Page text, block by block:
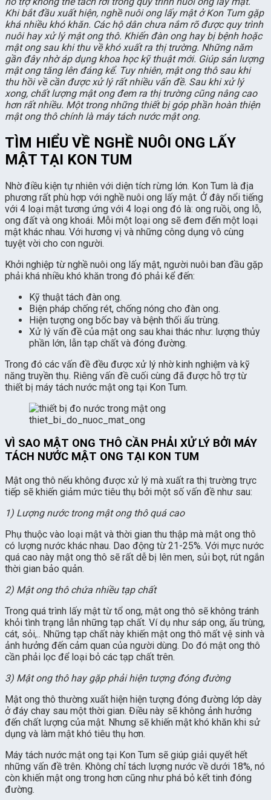
Khi bắt đầu xuất hiện, nghề nuôi ong lấy mật ở Kon Tum gặp
khá nhiều khó khăn. Các hộ dân chưa nắm rõ được quy trình
nuôi hay xử lý mật ong thô. Khiến đàn ong hay bị bệnh hoặc
mật ong sau khi thu về khó xuất ra thị trường. Những năm
gần đây nhờ áp dụng khoa học kỹ thuật mới. Giúp sản lượng
mật ong tăng lên đáng kể. Tuy nhiên, mật ong thô sau khi
thu hồi về cần được xử lý rất nhiều vấn đề. Sau khi xử lý
xong, chất lượng mật ong đem ra thị trường cũng nâng cao
hơn rất nhiều. Một trong những thiết bị góp phần hoàn thiện
mật ong thô chính là máy tách nước mật ong.
TÌM HIỂU VỀ NGHỀ NUÔI ONG LẤY
MẬT TẠI KON TUM
Nhờ điều kiện tự nhiên với diện tích rừng lớn. Kon Tum là địa
phương rất phù hợp với nghề nuôi ong lấy mật. Ở đây nổi tiếng
với 4 loại mật tương ứng với 4 loại ong đó là: ong ruồi, ong lỗ,
ong đất và ong khoái. Mỗi một loại ong sẽ đem đến một loại
mật khác nhau. Với hương vị và những công dụng vô cùng
tuyệt vời cho con người.
Khởi nghiệp từ nghề nuôi ong lấy mật, người nuôi ban đầu gặp
phải khá nhiều khó khăn trong đó phải kể đến:
Kỹ thuật tách đàn ong.
Biện pháp chống rét, chống nóng cho đàn ong.
Hiện tượng ong bốc bay và bệnh thối ấu trùng.
Xử lý vấn đề của mật ong sau khai thác như: lượng thủy
phần lớn, lẫn tạp chất và đóng đường.
Trong đó các vấn đề đều được xử lý nhờ kinh nghiệm và kỹ
năng truyền thụ. Riêng vấn đề cuối cùng đã được hỗ trợ từ
thiết bị máy tách nước mật ong tại Kon Tum.
thiet_bi_do_nuoc_mat_ong
VÌ SAO MẬT ONG THÔ CẦN PHẢI XỬ LÝ BỞI MÁY
TÁCH NƯỚC MẬT ONG TẠI KON TUM
Mật ong thô nếu không được xử lý mà xuất ra thị trường trực
tiếp sẽ khiến giảm mức tiêu thụ bởi một số vấn đề như sau:
1) Lượng nước trong mật ong thô quá cao
Phụ thuộc vào loại mật và thời gian thu thập mà mật ong thô
có lượng nước khác nhau. Dao động từ 21-25%. Với mực nước
quá cao này mật ong thô sẽ rất dễ bị lên men, sủi bọt, rút ngắn
thời gian bảo quản.
2) Mật ong thô chứa nhiều tạp chất
Trong quá trình lấy mật từ tổ ong, mật ong thô sẽ không tránh
khỏi tình trạng lẫn những tạp chất. Ví dụ như sáp ong, ấu trùng,
cát, sỏi,.. Những tạp chất này khiến mật ong thô mất vệ sinh và
ảnh hưởng đến cảm quan của người dùng. Do đó mật ong thô
cần phải lọc để loại bỏ các tạp chất trên.
3) Mật ong thô hay gặp phải hiện tượng đóng đường
Mật ong thô thường xuất hiện hiện tượng đóng đường lớp dày
ở đáy chay sau một thời gian. Điều này sẽ không ảnh hưởng
đến chất lượng của mật. Nhưng sẽ khiến mật khó khăn khi sử
dụng và làm mật khó tiêu thụ hơn.
Máy tách nước mật ong tại Kon Tum sẽ giúp giải quyết hết
những vấn đề trên. Không chỉ tách lượng nước về dưới 18%, nó
còn khiến mật ong trong hơn cũng như phá bỏ kết tinh đóng
đường.